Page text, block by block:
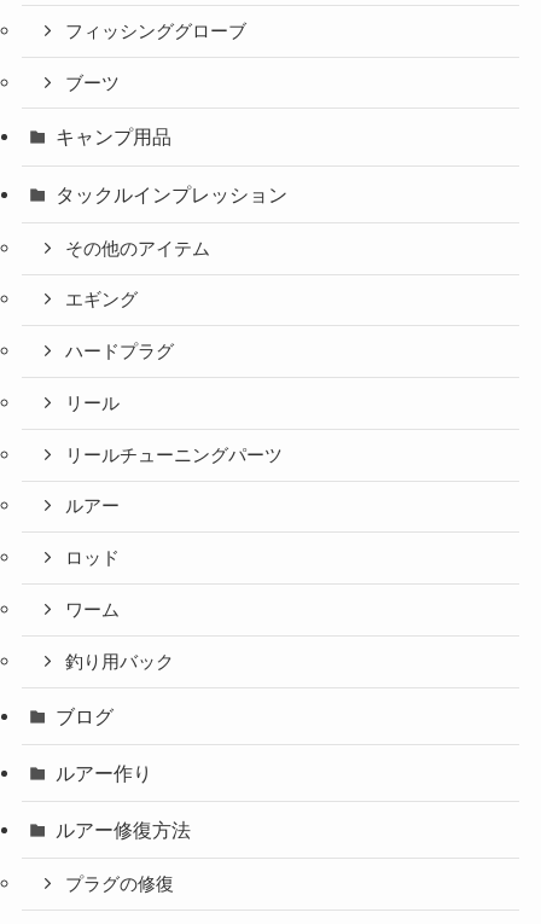
フィッシンググローブ
ブーツ
キャンプ用品
タックルインプレッション
その他のアイテム
エギング
ハードプラグ
リール
リールチューニングパーツ
ルアー
ロッド
ワーム
釣り用バック
ブログ
ルアー作り
ルアー修復方法
プラグの修復